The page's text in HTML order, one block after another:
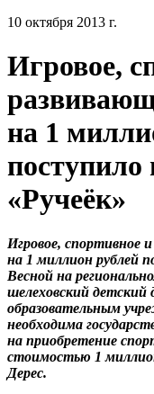
10 октября 2013 г.
Игровое,
на 1
поступило
«Ручеёк»
Игровое, спортивное
на 1 миллион рублей
Весной на
шелеховский детский
образовательным
необходима
на приобретение
стоимостью 1
Дерес.